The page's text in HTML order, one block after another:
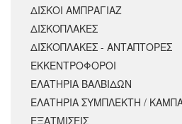
ΔΙΣΚΟΙ ΑΜΠΡΑΓΙΑΖ
ΔΙΣΚΟΠΛΑΚΕΣ
ΔΙΣΚΟΠΛΑΚΕΣ - ΑΝΤΑΠΤΟΡΕΣ
ΕΚΚΕΝΤΡΟΦΟΡΟΙ
ΕΛΑΤΗΡΙΑ ΒΑΛΒΙΔΩΝ
ΕΛΑΤΗΡΙΑ ΣΥΜΠΛΕΚΤΗ /
ΕΞΑΤΜΙΣΕΙΣ